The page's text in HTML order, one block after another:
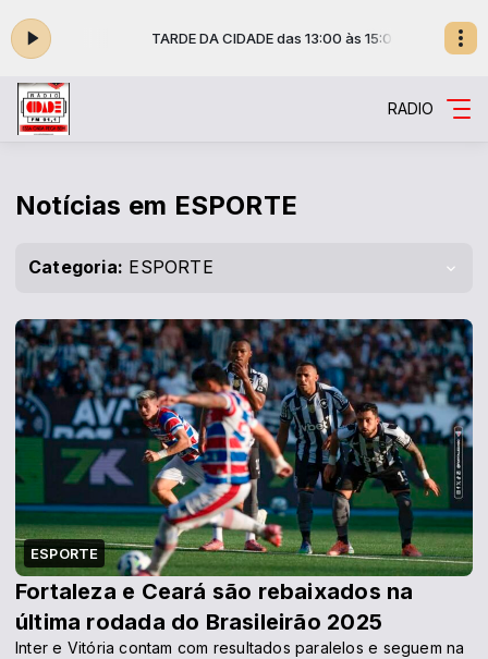
TARDE DA CIDADE das 13:00 às 15:00
RADIO
Notícias em ESPORTE
Categoria: ESPORTE
ESPORTE
Fortaleza e Ceará são rebaixados na
última rodada do Brasileirão 2025
Inter e Vitória contam com resultados paralelos e seguem na